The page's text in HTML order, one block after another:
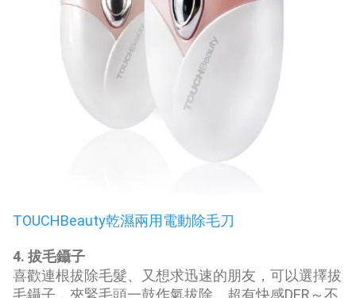
TOUCHBeauty乾濕兩用電動除毛刀
4. 拔毛鑷子
喜歡連根拔除毛髮、又想求迅速的朋友，可以選擇拔
毛鑷子，夾緊毛頭一鼓作氣拔除，超有快感DER～不